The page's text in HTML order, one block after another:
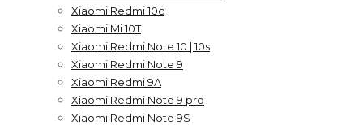
Xiaomi Redmi 10c
Xiaomi Mi 10T
Xiaomi Redmi Note 10 | 10s
Xiaomi Redmi Note 9
Xiaomi Redmi 9A
Xiaomi Redmi Note 9 pro
Xiaomi Redmi Note 9S